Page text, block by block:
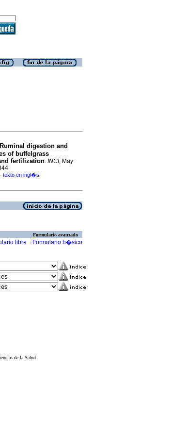
Ruminal digestion and
of buffelgrass
fertilization. INCI, May
· texto en ingl�s
Formulario avanzado
libre Formulario b�sico
de la Salud